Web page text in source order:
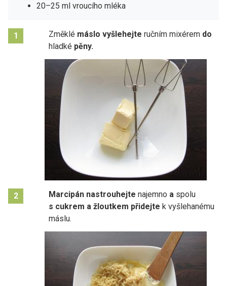
20–25 ml vroucího mléka
1 Změklé máslo vyšlehejte ručním mixérem do
hladké pěny.
2 Marcipán nastrouhejte najemno a spolu
s cukrem a žloutkem přidejte k vyšlehanému
máslu.